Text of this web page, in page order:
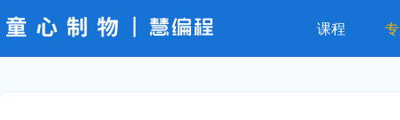
课程